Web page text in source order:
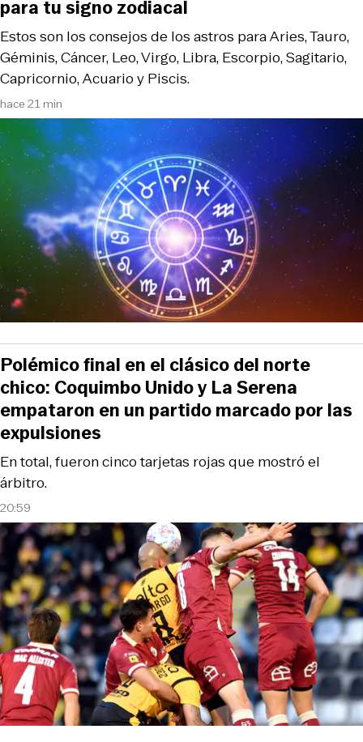
hace 21 min
Estos son los consejos de los astros para Aries, Tauro,
Géminis, Cáncer, Leo, Virgo, Libra, Escorpio, Sagitario,
Capricornio, Acuario y Piscis.
para tu signo zodiacal
20:59
En total, fueron cinco tarjetas rojas que mostró el
árbitro.
Polémico final en el clásico del norte
chico: Coquimbo Unido y La Serena
empataron en un partido marcado por las
expulsiones